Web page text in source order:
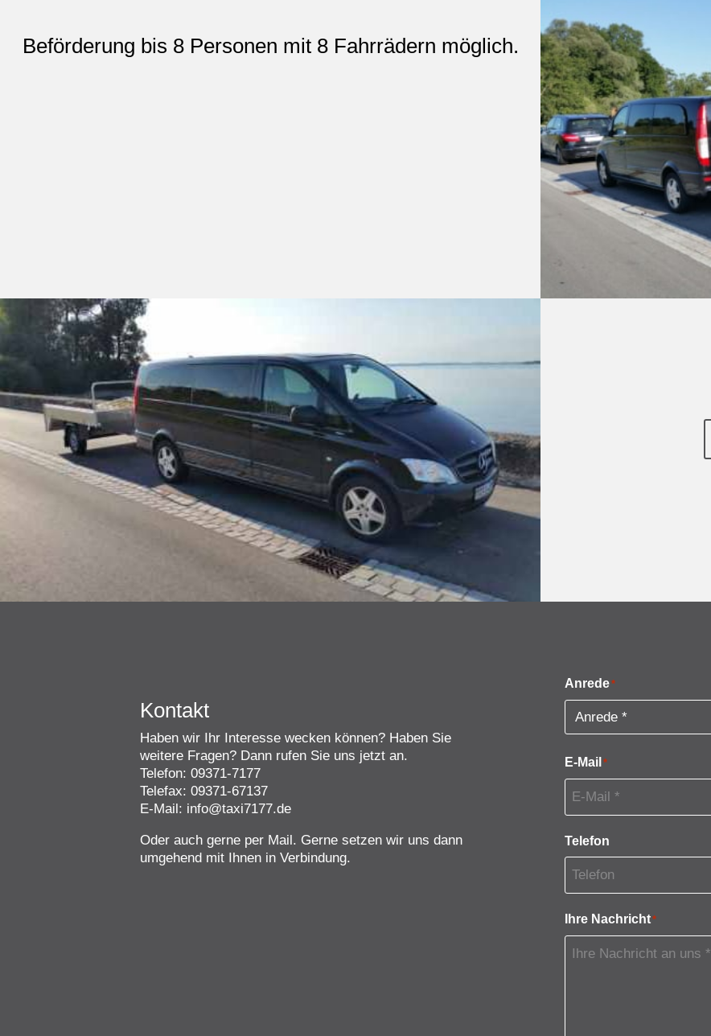
Beförderung bis 8 Personen mit 8 Fahrrädern möglich.
Kontakt
Haben wir Ihr Interesse wecken können? Haben Sie
weitere Fragen? Dann rufen Sie uns jetzt an.
Telefon: 09371-7177
Telefax: 09371-67137
E-Mail: info@taxi7177.de
Oder auch gerne per Mail. Gerne setzen wir uns dann
umgehend mit Ihnen in Verbindung.
Anrede*
E-Mail *
Telefon
Ihre Nachricht*